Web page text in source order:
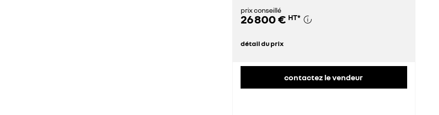
prix conseillé
26 800 € HT*
détail du prix
contactez le vendeur